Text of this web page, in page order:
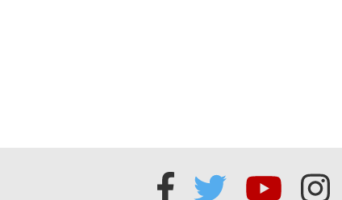
Acessar
Acessar